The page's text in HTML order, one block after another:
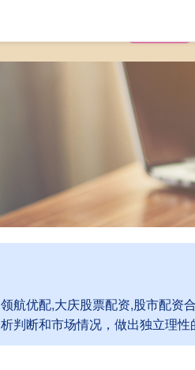
领航优配,大庆股票配资,股市配资
析判断和市场情况，做出独立理性